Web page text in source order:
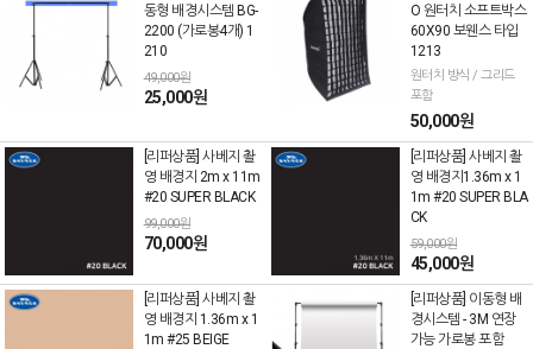
동형 배경시스템 BG-
2200 (가로봉4개) 1
210
49,000원
25,000원
O 원터치 소프트박스
60X90 보웬스 타입
1213
원터치 방식 / 그리드
포함
50,000원
[리퍼상품] 사베지 촬
영 배경지 2m x 11m
#20 SUPER BLACK
99,000원
70,000원
[리퍼상품] 사베지 촬
영 배경지1.36m x 1
1m #20 SUPER BLA
CK
59,000원
45,000원
[리퍼상품] 사베지 촬
영 배경지 1.36m x 1
1m #25 BEIGE
[리퍼상품] 이동형 배
경시스템 - 3M 연장
가능 가로봉 포함